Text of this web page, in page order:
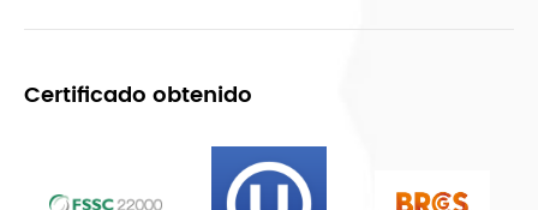
Certificado obtenido